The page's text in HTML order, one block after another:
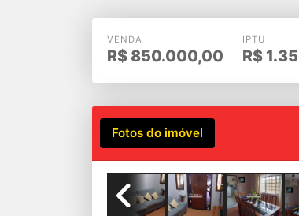
VENDA
R$ 850.000,00
IPTU
R$
Fotos do imóvel